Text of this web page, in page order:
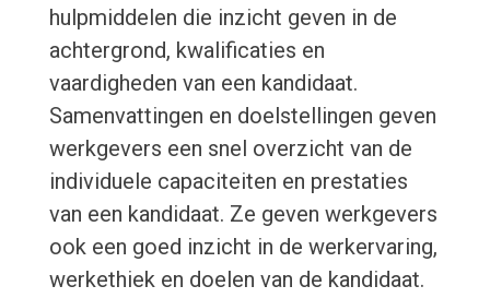
hulpmiddelen die inzicht geven in de
achtergrond, kwalificaties en
vaardigheden van een kandidaat.
Samenvattingen en doelstellingen geven
werkgevers een snel overzicht van de
individuele capaciteiten en prestaties
van een kandidaat. Ze geven werkgevers
ook een goed inzicht in de werkervaring,
werkethiek en doelen van de kandidaat.